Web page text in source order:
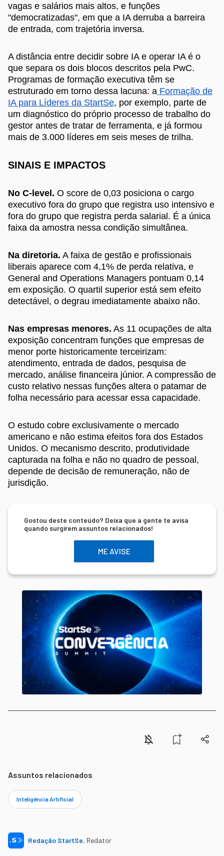
vagas e salários mais altos, e funções
"democratizadas", em que a IA derruba a barreira
de entrada, com trajetória inversa.
A distância entre decidir sobre IA e operar IA é o
que separa os dois blocos descritos pela PwC.
Programas de formação executiva têm se
estruturado em torno dessa lacuna: a Formação de
IA para Líderes da StartSe, por exemplo, parte de
um diagnóstico do próprio processo de trabalho do
gestor antes de tratar de ferramenta, e já formou
mais de 3.000 líderes em seis meses de trilha.
SINAIS E IMPACTOS
No C-level. O score de 0,03 posiciona o cargo
executivo fora do grupo que registra uso intensivo e
fora do grupo que registra perda salarial. É a única
faixa da amostra nessa condição simultânea.
Na diretoria. A faixa de gestão e profissionais
liberais aparece com 4,1% de perda relativa, e
General and Operations Managers pontuam 0,14
em exposição. O quartil superior está sem efeito
detectável, o degrau imediatamente abaixo não.
Nas empresas menores. As 11 ocupações de alta
exposição concentram funções que empresas de
menor porte historicamente terceirizam:
atendimento, entrada de dados, pesquisa de
mercado, análise financeira júnior. A compressão de
custo relativo nessas funções altera o patamar de
folha necessário para acessar essa capacidade.
O estudo cobre exclusivamente o mercado
americano e não estima efeitos fora dos Estados
Unidos. O mecanismo descrito, produtividade
capturada na folha e não no quadro de pessoal,
depende de decisão de remuneração, não de
jurisdição.
Gostou deste conteúdo? Deixa que a gente te avisa
quando surgirem assuntos relacionados!
ME AVISE
Assuntos relacionados
Inteligência Artificial
Redação StartSe, Redator